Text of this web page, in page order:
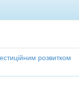
розвитком